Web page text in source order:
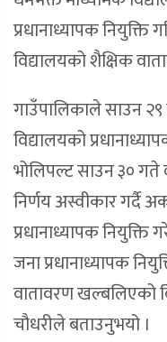
प्रधानाध्यापक
विद्यालयको शैक्षिक
गाउँपालिकाले साउन
विद्यालयको
भोलिपल्ट साउन ३० गते
निर्णय अस्वीकार गर्दै
प्रधानाध्यापक नियुक्ति
जना प्रधानाध्यापक
वातावरण खल्बलिएको
चौधरीले बताउनुभयो ।